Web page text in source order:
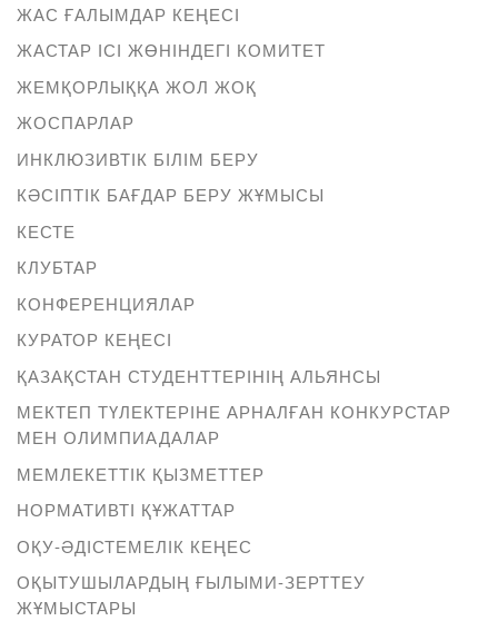
ЖАС ҒАЛЫМДАР КЕҢЕСІ
ЖАСТАР ІСІ ЖӨНІНДЕГІ КОМИТЕТ
ЖЕМҚОРЛЫҚҚА ЖОЛ ЖОҚ
ЖОСПАРЛАР
ИНКЛЮЗИВТІК БІЛІМ БЕРУ
КӘСІПТІК БАҒДАР БЕРУ ЖҰМЫСЫ
КЕСТЕ
КЛУБТАР
КОНФЕРЕНЦИЯЛАР
КУРАТОР КЕҢЕСІ
ҚАЗАҚСТАН СТУДЕНТТЕРІНІҢ АЛЬЯНСЫ
МЕКТЕП ТҮЛЕКТЕРІНЕ АРНАЛҒАН КОНКУРСТАР
МЕН ОЛИМПИАДАЛАР
МЕМЛЕКЕТТІК ҚЫЗМЕТТЕР
НОРМАТИВТІ ҚҰЖАТТАР
ОҚУ-ӘДІСТЕМЕЛІК КЕҢЕС
ОҚЫТУШЫЛАРДЫҢ ҒЫЛЫМИ-ЗЕРТТЕУ
ЖҰМЫСТАРЫ